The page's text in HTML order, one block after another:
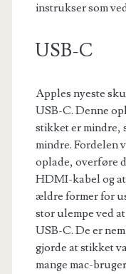
instrukser som
USB-C
Apples nyeste
USB-C. Denne
stikket er mindre,
mindre. Fordelen
oplade, overføre
HDMI-kabel og
ældre former for
stor ulempe ved
USB-C. De er
gjorde at stikket
mange mac-